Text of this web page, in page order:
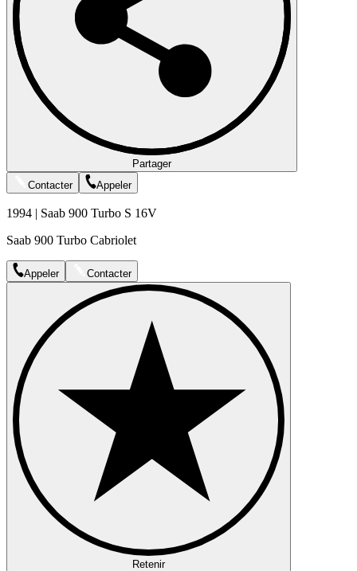
Partager
Contacter
Appeler
1994 | Saab 900 Turbo S 16V
Saab 900 Turbo Cabriolet
Appeler Contacter
Retenir